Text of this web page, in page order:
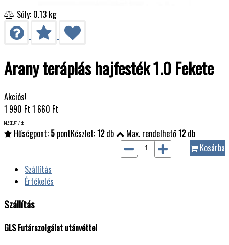
Súly: 0.13 kg
Arany terápiás hajfesték 1.0 Fekete
Akciós!
1 990 Ft 1 660 Ft
[4.53EUR] / db
Hűségpont: 5 pontKészlet:12db Max. rendelhető12db
Kosárba
Szállítás
Értékelés
Szállítás
GLS Futárszolgálat utánvéttel